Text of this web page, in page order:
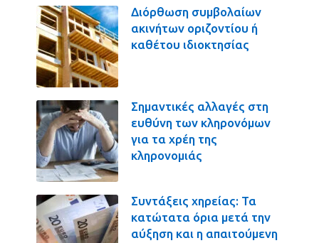
Διόρθωση συμβολαίων
ακινήτων οριζοντίου ή
καθέτου ιδιοκτησίας
Σημαντικές αλλαγές στη
ευθύνη των κληρονόμων
για τα χρέη της
κληρονομιάς
Συντάξεις χηρείας: Τα
κατώτατα όρια μετά την
αύξηση και η απαιτούμενη